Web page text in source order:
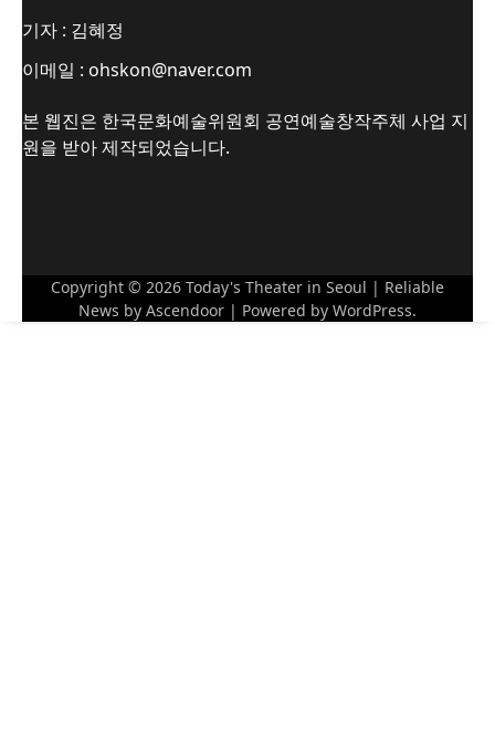
기자 : 김혜정
이메일 : ohskon@naver.com
본 웹진은 한국문화예술위원회 공연예술창작주체 사업 지
원을 받아 제작되었습니다.
Copyright © 2026 Today's Theater in Seoul | Reliable
News by Ascendoor | Powered by WordPress.